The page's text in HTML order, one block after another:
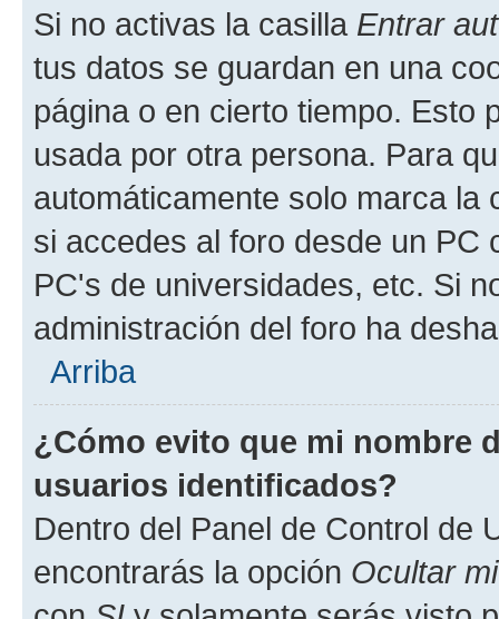
Si no activas la casilla Entrar
tus datos se guardan en una
página o en cierto tiempo. Esto
usada por otra persona. Para
automáticamente solo marca la
si accedes al foro desde un PC
PC's de universidades, etc. Si
administración del foro ha
Arriba
¿Cómo evito que mi nombre
usuarios identificados?
Dentro del Panel de Control de
encontrarás la opción Ocultar